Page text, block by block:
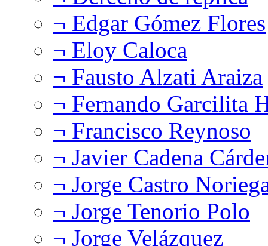
¬ Edgar Gómez Flores
¬ Eloy Caloca
¬ Fausto Alzati Araiza
¬ Fernando Garcilita
¬ Francisco Reynoso
¬ Javier Cadena
¬ Jorge Castro
¬ Jorge Tenorio Polo
¬ Jorge Velázquez